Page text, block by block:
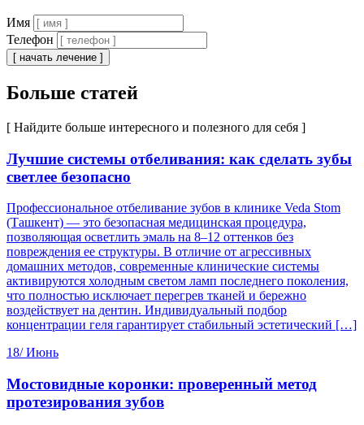
Имя
Телефон
[ начать лечение ]
Больше статей
[ Найдите больше интересного и полезного для себя ]
Лучшие системы отбеливания: как сделать зубы
светлее безопасно
Профессиональное отбеливание зубов в клинике Veda Stom
(Ташкент) — это безопасная медицинская процедура,
позволяющая осветлить эмаль на 8–12 оттенков без
повреждения ее структуры. В отличие от агрессивных
домашних методов, современные клинические системы
активируются холодным светом ламп последнего поколения,
что полностью исключает перегрев тканей и бережно
воздействует на дентин. Индивидуальный подбор
концентрации геля гарантирует стабильный эстетический […]
18/ Июнь
Мостовидные коронки: проверенный метод
протезирования зубов